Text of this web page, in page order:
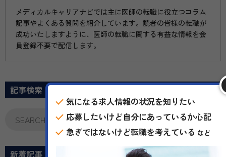
メディカルキャリアナビでは主に医師の転職に役立つコラム
記事やよくある質問を紹介しています。読者の皆様の転職が
成功いたしますように、医師の転職に関する有益な情報を会
員登録不要で配信します。
記事検索
新着記事
気になる求人情報の状況を知りたい
応募したいけど自分にあっているか心配
急ぎではないけど転職を考えている など